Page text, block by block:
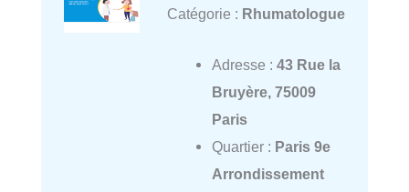
Catégorie : Rhumatologue
Adresse : 43 Rue la
Bruyère, 75009
Paris
Quartier : Paris 9e
Arrondissement